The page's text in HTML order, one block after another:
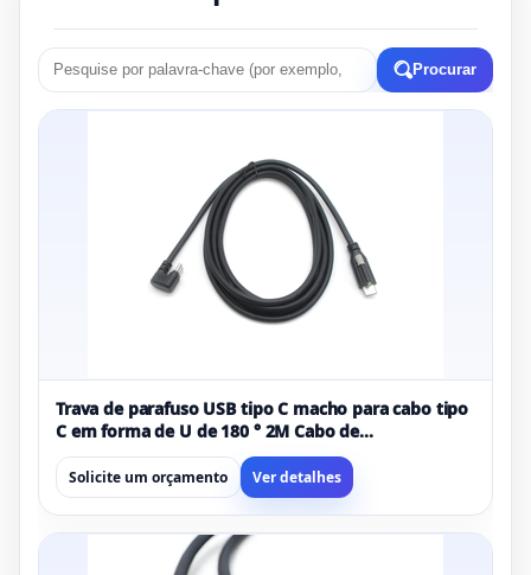
Procurar
Trava de parafuso USB tipo C macho para cabo tipo
C em forma de U de 180 ° 2M Cabo de
carregamento USB 2.0 PD Fabricante OEM
Solicite um orçamento Ver detalhes